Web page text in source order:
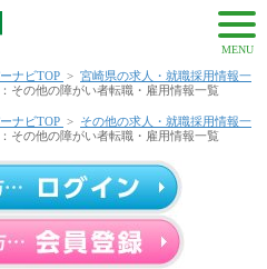
MENU
ナビTOP > 宮崎県の求人・就職採用情報一
その他の障がい者転職・雇用情報一覧
ナビTOP > その他の求人・就職採用情報一
その他の障がい者転職・雇用情報一覧